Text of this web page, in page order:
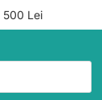
500 Lei